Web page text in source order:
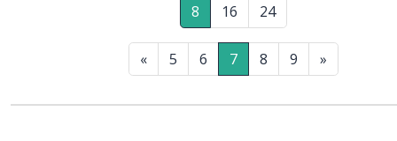
8 16 24
« 5 6 7 8 9 »